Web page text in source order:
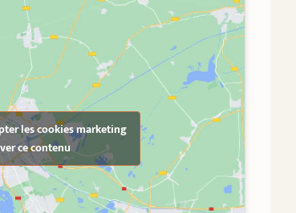
les cookies marketing
ce contenu